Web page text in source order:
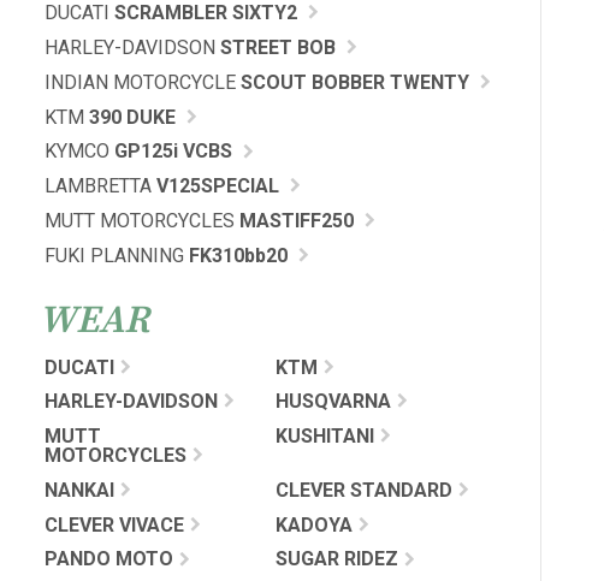
DUCATI SCRAMBLER SIXTY2
HARLEY-DAVIDSON STREET BOB
INDIAN MOTORCYCLESCOUT BOBBER TWENTY
KTM 390 DUKE
KYMCO GP125i VCBS
LAMBRETTAV125SPECIAL
MUTT MOTORCYCLES MASTIFF250
FUKI PLANNING FK310bb20
WEAR
DUCATI
KTM
HARLEY-DAVIDSON
HUSQVARNA
MUTT
MOTORCYCLES
KUSHITANI
NANKAI
CLEVER STANDARD
CLEVER VIVACE
KADOYA
PANDO MOTO
SUGAR RIDEZ